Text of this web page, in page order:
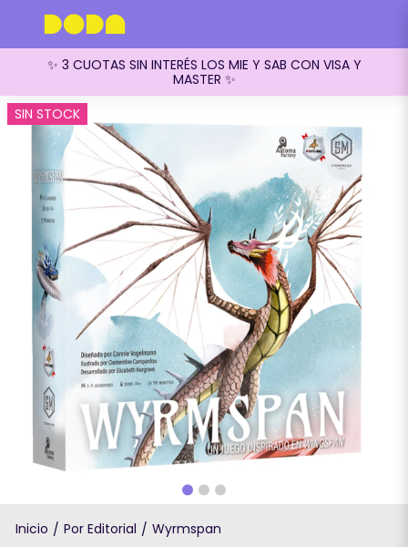
✨ 3 CUOTAS SIN INTERÉS LOS MIE Y SAB CON VISA Y
MASTER ✨
SIN STOCK
Inicio / Por Editorial / Wyrmspan